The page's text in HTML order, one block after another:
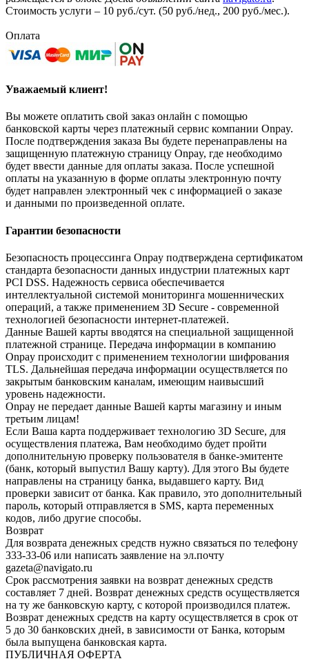
Стоимость услуги – 10 руб./сут. (50 руб./нед., 200 руб./мес.).
Оплата
Уважаемый клиент!
Вы можете оплатить свой заказ онлайн с помощью
банковской карты через платежный сервис компании Onpay.
После подтверждения заказа Вы будете перенаправлены на
защищенную платежную страницу Onpay, где необходимо
будет ввести данные для оплаты заказа. После успешной
оплаты на указанную в форме оплаты электронную почту
будет направлен электронный чек с информацией о заказе
и данными по произведенной оплате.
Гарантии безопасности
Безопасность процессинга Onpay подтверждена сертификатом
стандарта безопасности данных индустрии платежных карт
PCI DSS. Надежность сервиса обеспечивается
интеллектуальной системой мониторинга мошеннических
операций, а также применением 3D Secure - современной
технологией безопасности интернет-платежей.
Данные Вашей карты вводятся на специальной защищенной
платежной странице. Передача информации в компанию
Onpay происходит с применением технологии шифрования
TLS. Дальнейшая передача информации осуществляется по
закрытым банковским каналам, имеющим наивысший
уровень надежности.
Onpay не передает данные Вашей карты магазину и иным
третьим лицам!
Если Ваша карта поддерживает технологию 3D Secure, для
осуществления платежа, Вам необходимо будет пройти
дополнительную проверку пользователя в банке-эмитенте
(банк, который выпустил Вашу карту). Для этого Вы будете
направлены на страницу банка, выдавшего карту. Вид
проверки зависит от банка. Как правило, это дополнительный
пароль, который отправляется в SMS, карта переменных
кодов, либо другие способы.
Возврат
Для возврата денежных средств нужно связаться по телефону
333-33-06 или написать заявление на эл.почту
gazeta@navigato.ru
Срок рассмотрения заявки на возврат денежных средств
составляет 7 дней. Возврат денежных средств осуществляется
на ту же банковскую карту, с которой производился платеж.
Возврат денежных средств на карту осуществляется в срок от
5 до 30 банковских дней, в зависимости от Банка, которым
была выпущена банковская карта.
ПУБЛИЧНАЯ ОФЕРТА